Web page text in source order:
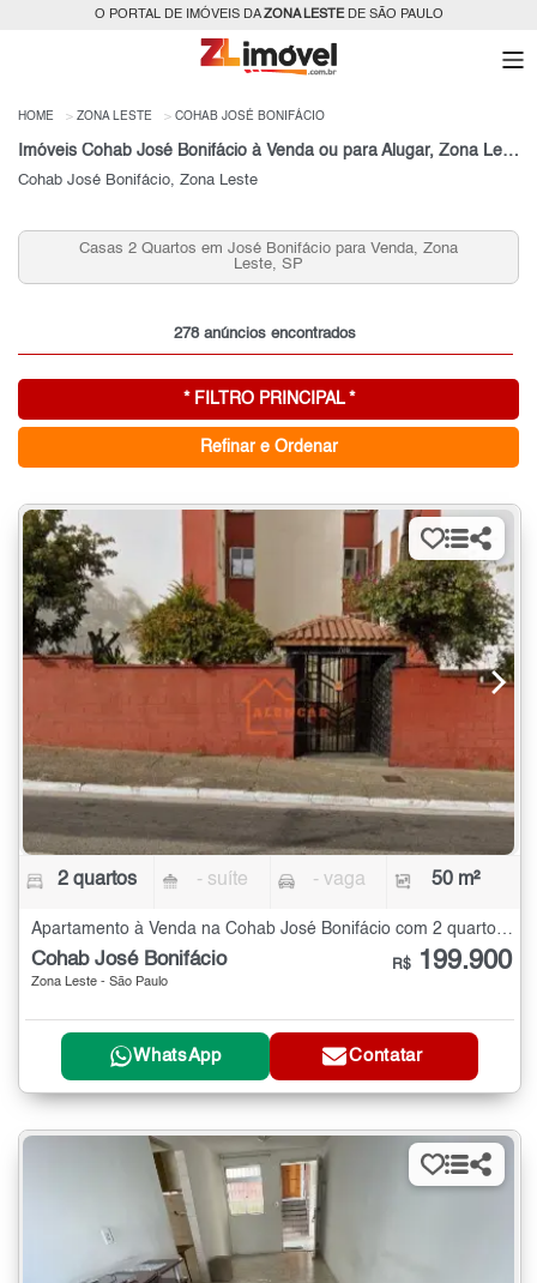
O PORTAL DE IMÓVEIS DAZONA LESTEDE SÃO PAULO
HOME ZONA LESTE COHAB JOSÉ BONIFÁCIO
Imóveis Cohab José Bonifácio à Venda ou para Alugar, Zona Leste, São Paulo, SP
Cohab José Bonifácio, Zona Leste
2 Quartos em José Bonifácio para Venda, Zona
278 anúncios encontrados
* FILTRO PRINCIPAL *
Refinar e Ordenar
2 quartos - suíte - vaga 50 m²
Cohab José Bonifácio
Zona Leste - São Paulo
R$ 199.900
WhatsApp Contatar